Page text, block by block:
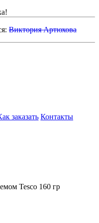
Виктория Артюхова
заказать Контакты
Tesco 160 гр